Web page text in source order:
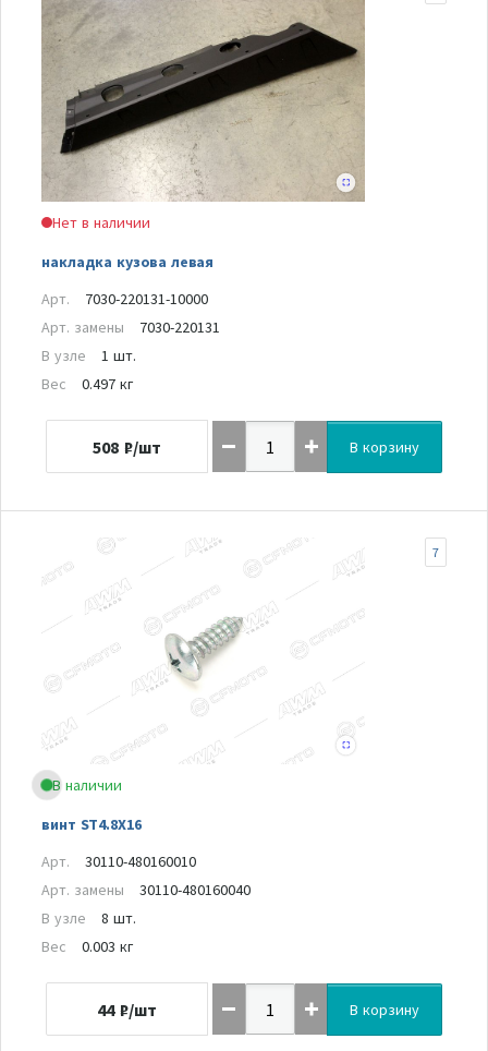
Нет в наличии
накладка кузова левая
Арт.
7030-220131-10000
Арт. замены
7030-220131
В узле
1 шт.
Вес
0.497 кг
508 ₽/шт В корзину
В наличии
винт ST4.8X16
7
Арт.
30110-480160010
Арт. замены
30110-480160040
В узле
8 шт.
Вес
0.003 кг
44 ₽/шт В корзину